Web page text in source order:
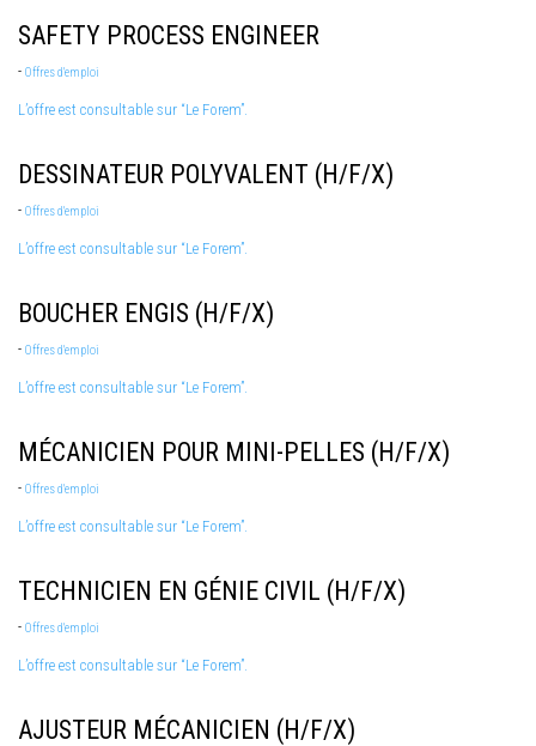
SAFETY PROCESS ENGINEER
- Offres d'emploi
L’offre est consultable sur “Le Forem”.
DESSINATEUR POLYVALENT (H/F/X)
- Offres d'emploi
L’offre est consultable sur “Le Forem”.
BOUCHER ENGIS (H/F/X)
- Offres d'emploi
L’offre est consultable sur “Le Forem”.
MÉCANICIEN POUR MINI-PELLES (H/F/X)
- Offres d'emploi
L’offre est consultable sur “Le Forem”.
TECHNICIEN EN GÉNIE CIVIL (H/F/X)
- Offres d'emploi
L’offre est consultable sur “Le Forem”.
AJUSTEUR MÉCANICIEN (H/F/X)